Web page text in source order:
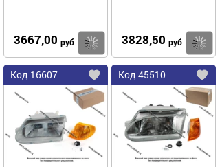
3667,00 руб Купить
3828,50 руб
Код 16607
Добавить
в
избранное
Код 45510
в